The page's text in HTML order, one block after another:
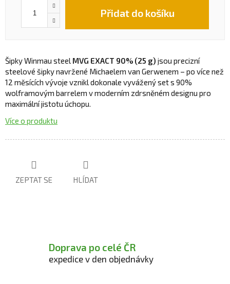
Přidat do košíku
Šipky Winmau steel MVG EXACT 90% (25 g) jsou precizní
steelové šipky navržené Michaelem van Gerwenem – po více než
12 měsících vývoje vznikl dokonale vyvážený set s 90%
wolframovým barrelem v moderním zdrsněném designu pro
maximální jistotu úchopu.
Více o produktu
ZEPTAT SE HLÍDAT
Doprava po celé ČR
expedice v den objednávky